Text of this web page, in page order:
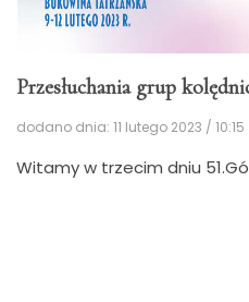
Przesłuchania grup
dodano dnia: 11 lutego 2023 / 10:15
Witamy w trzecim dniu